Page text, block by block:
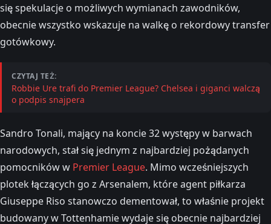
się spekulacje o możliwych wymianach zawodników,
obecnie wszystko wskazuje na walkę o rekordowy transfer
gotówkowy.
CZYTAJ TEŻ:
Robbie Ure trafi do Premier League? Chelsea i giganci walczą
o podpis snajpera
Sandro Tonali, mający na koncie 32 występy w barwach
narodowych, stał się jednym z najbardziej pożądanych
pomocników w Premier League. Mimo wcześniejszych
plotek łączących go z Arsenalem, które agent piłkarza
Giuseppe Riso stanowczo dementował, to właśnie projekt
budowany w Tottenhamie wydaje się obecnie najbardziej